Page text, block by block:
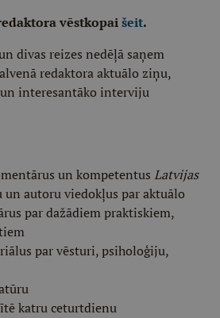
vēstkopaišeit.
divas reizes nedēļā saņem
redaktora aktuālo ziņu,
interesantāko interviju
un kompetentus Latvijas
autoru viedokļus par aktuālo
par dažādiem praktiskiem,
par vēsturi, psiholoģiju,
katru ceturtdienu